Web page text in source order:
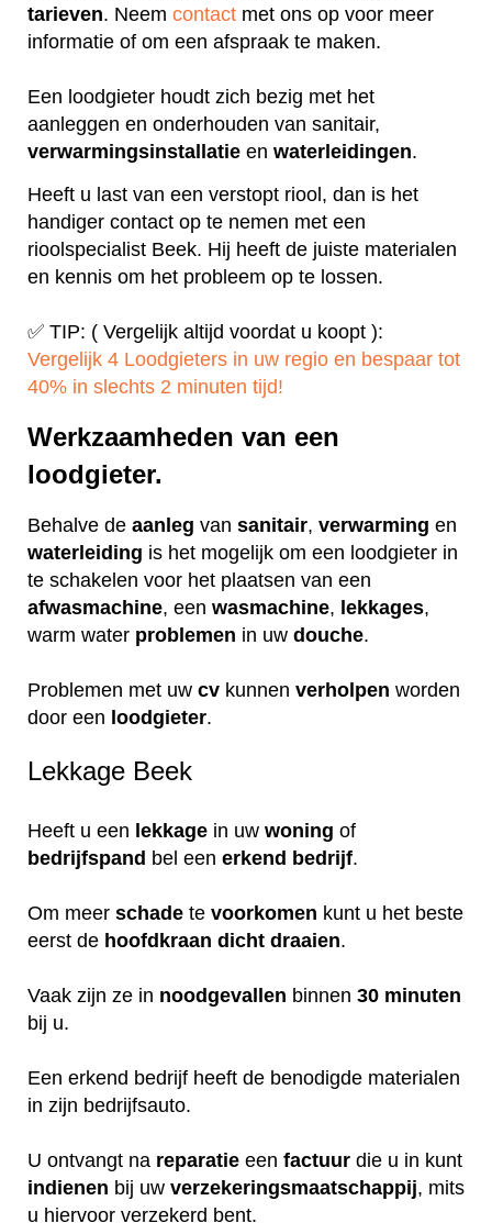
tarieven. Neem contact met ons op voor meer
informatie of om een afspraak te maken.
Een loodgieter houdt zich bezig met het
aanleggen en onderhouden van sanitair,
verwarmingsinstallatie en waterleidingen.
Heeft u last van een verstopt riool, dan is het
handiger contact op te nemen met een
rioolspecialist Beek. Hij heeft de juiste materialen
en kennis om het probleem op te lossen.
✅ TIP: ( Vergelijk altijd voordat u koopt ):
Vergelijk 4 Loodgieters in uw regio en bespaar tot
40% in slechts 2 minuten tijd!
Werkzaamheden van een
loodgieter.
Behalve de aanleg van sanitair, verwarming en
waterleiding is het mogelijk om een loodgieter in
te schakelen voor het plaatsen van een
afwasmachine, een wasmachine, lekkages,
warm water problemen in uw douche.
Problemen met uw cv kunnen verholpen worden
door een loodgieter.
Lekkage Beek
Heeft u een lekkage in uw woning of
bedrijfspand bel een erkend bedrijf.
Om meer schade te voorkomen kunt u het beste
eerst de hoofdkraan dicht draaien.
Vaak zijn ze in noodgevallen binnen 30 minuten
bij u.
Een erkend bedrijf heeft de benodigde materialen
in zijn bedrijfsauto.
U ontvangt na reparatie een factuur die u in kunt
indienen bij uw verzekeringsmaatschappij, mits
u hiervoor verzekerd bent.